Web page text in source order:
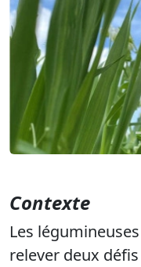
Précédent
Contexte
Les
relever deux